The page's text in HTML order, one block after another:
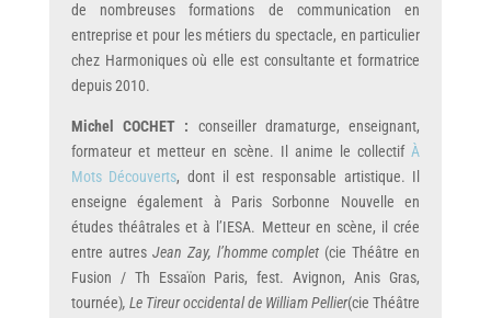
de nombreuses formations de communication en
entreprise et pour les métiers du spectacle, en particulier
chez Harmoniques où elle est consultante et formatrice
depuis 2010.
Michel COCHET : conseiller dramaturge, enseignant,
formateur et metteur en scène. Il anime le collectif À
Mots Découverts, dont il est responsable artistique. Il
enseigne également à Paris Sorbonne Nouvelle en
études théâtrales et à l’IESA. Metteur en scène, il crée
entre autres Jean Zay, l’homme complet (cie Théâtre en
Fusion / Th Essaïon Paris, fest. Avignon, Anis Gras,
tournée), Le Tireur occidental de William Pellier(cie Théâtre